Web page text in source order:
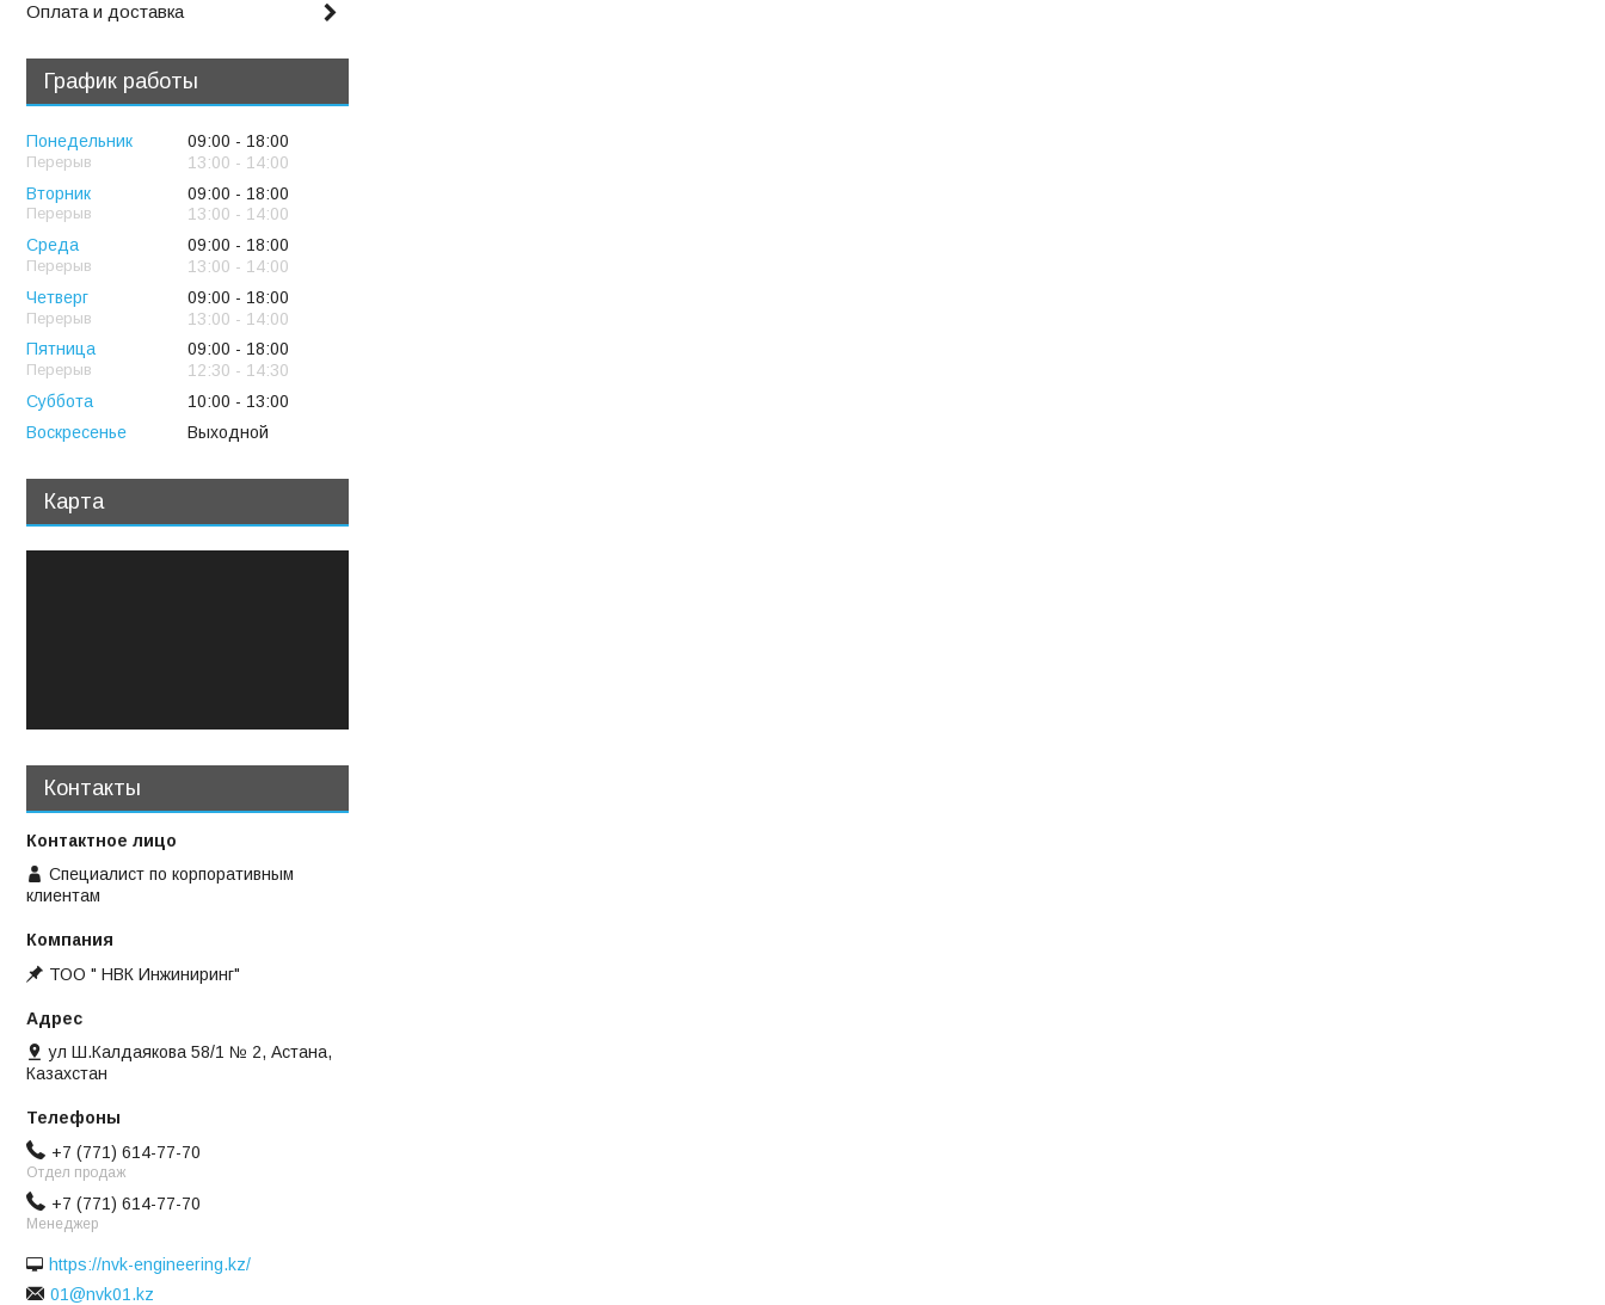
Оплата и доставка
График работы
Понедельник 09:00
18:00
13:00
14:00
Вторник
09:00
18:00
13:00
14:00
Среда
09:00
18:00
13:00
14:00
Четверг
09:00
18:00
13:00
14:00
Пятница
09:00
18:00
12:30
14:30
Суббота
10:00
13:00
Воскресенье
Выходной
Карта
Контакты
Специалист по корпоративным
клиентам
ТОО " НВК Инжиниринг"
ул Ш.Калдаякова 58/1 № 2, Астана,
Казахстан
+7 (771) 614-77-70
Отдел продаж
+7 (771) 614-77-70
Менеджер
https://nvk-engineering.kz/
01@nvk01.kz